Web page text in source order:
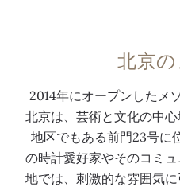
北京
2014年にオープンしたメ
北京は、芸術と文化の中
地区でもある前門23号に
の時計愛好家やそのコミ
地では、刺激的な雰囲気